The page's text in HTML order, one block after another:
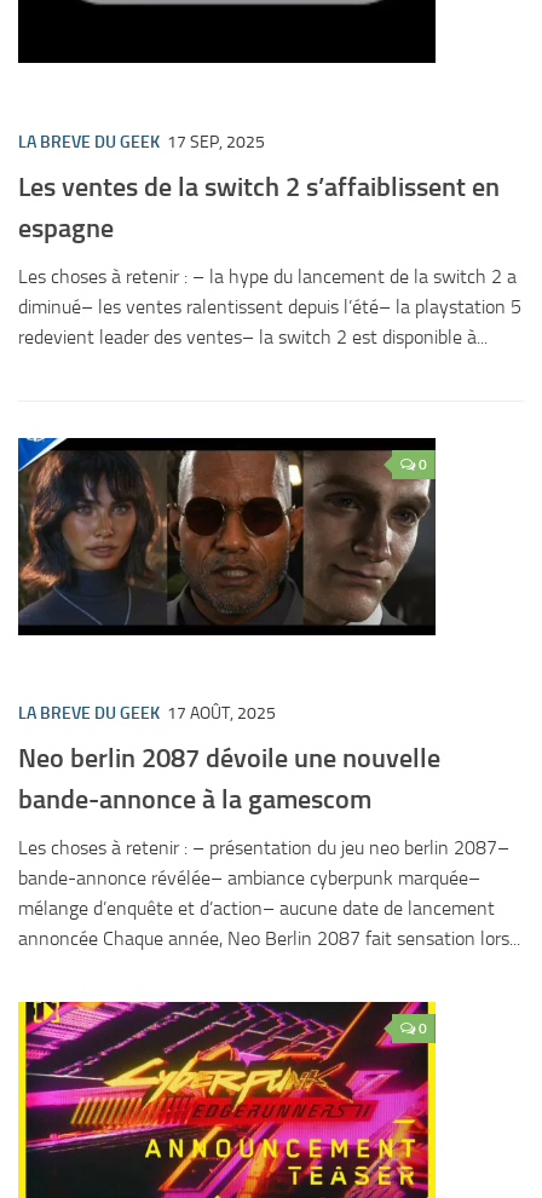
LA BREVE DU GEEK 17 SEP, 2025
Les ventes de la switch 2 s’affaiblissent en
espagne
Les choses à retenir : – la hype du lancement de la switch 2 a
diminué– les ventes ralentissent depuis l’été– la playstation 5
redevient leader des ventes– la switch 2 est disponible à...
0
LA BREVE DU GEEK 17 AOÛT, 2025
Neo berlin 2087 dévoile une nouvelle
bande-annonce à la gamescom
Les choses à retenir : – présentation du jeu neo berlin 2087–
bande-annonce révélée– ambiance cyberpunk marquée–
mélange d’enquête et d’action– aucune date de lancement
annoncée Chaque année, Neo Berlin 2087 fait sensation lors...
0